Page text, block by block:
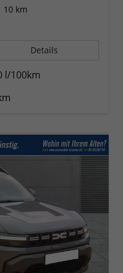
10 km
Details
l/100km